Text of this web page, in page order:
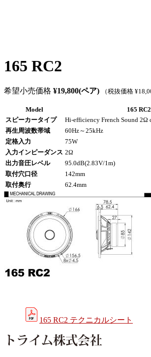
165 RC2
希望小売価格 ¥19,800(ペア) （税抜価格
Model
165 RC2
スピーカータイプ
Hi-efficiency French Sound 2Ω
再生周波数帯域
60Hz～25kHz
定格入力
75W
入力インピーダンス 2Ω
出力音圧レベル
95.0dB(2.83V/1m)
取付穴口径
142mm
取付奥行
62.4mm
165 RC2 テクニカルシート